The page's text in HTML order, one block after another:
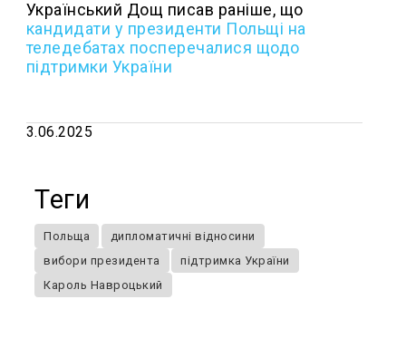
Український Дощ писав раніше, що
кандидати у президенти Польщі на
теледебатах посперечалися щодо
підтримки України
3.06.2025
Теги
Польща
дипломатичні відносини
вибори президента
підтримка України
Кароль Навроцький